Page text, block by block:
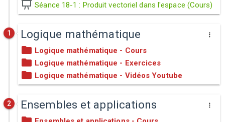
Séance 18-1 : Produit vectoriel dans l'espace (Cours)
1 Logique mathématique
Logique mathématique - Cours
Logique mathématique - Exercices
Logique mathématique - Vidéos Youtube
2 Ensembles et applications